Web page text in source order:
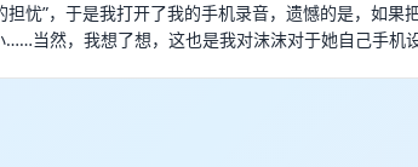
担忧”，于是我打开了我的手机录音，遗憾的是，如果
当然，我想了想，这也是我对沫沫对于她自己手机